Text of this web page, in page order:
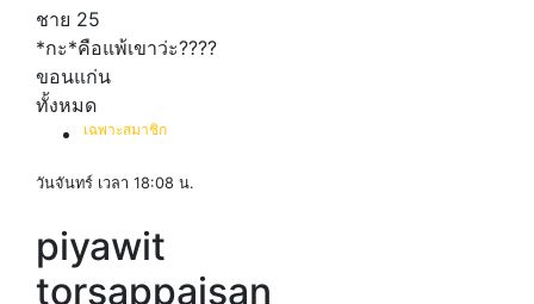
ชาย 25
*กะ*คือแพ้เขาว่ะ​????
ขอนแก่น
ทั้งหมด
เฉพาะสมาชิก
วันจันทร์ เวลา 18:08 น.
piyawit
torsappaisan